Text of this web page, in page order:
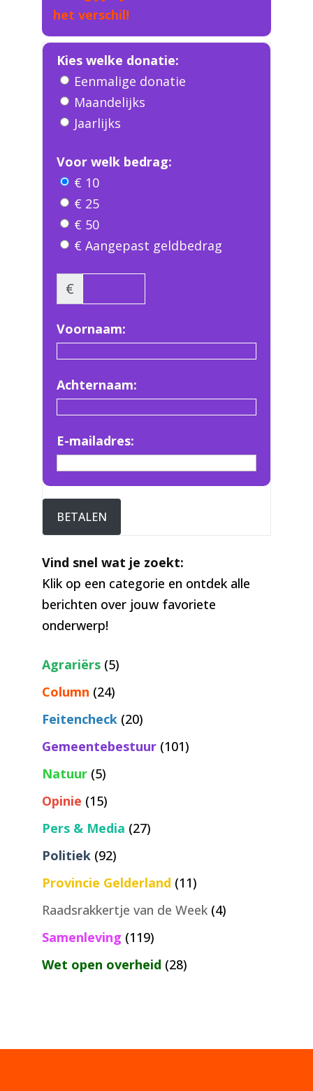
het verschil!
Kies welke donatie:
Eenmalige donatie
Maandelijks
Jaarlijks
Voor welk bedrag:
€ 10
€ 25
€ 50
€ Aangepast geldbedrag
€
Voornaam:
Achternaam:
E-mailadres:
BETALEN
Vind snel wat je zoekt:
Klik op een categorie en ontdek alle
berichten over jouw favoriete
onderwerp!
Agrariërs(5)
Column (24)
Feitencheck(20)
Gemeentebestuur(101)
Natuur(5)
Opinie (15)
Pers & Media (27)
Politiek(92)
Provincie Gelderland (11)
Raadsrakkertje van de Week(4)
Samenleving (119)
Wet open overheid (28)